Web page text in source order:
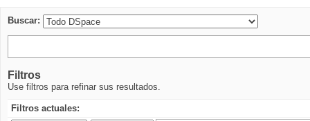
Buscar:
Filtros
Use filtros para refinar sus resultados.
Filtros actuales: